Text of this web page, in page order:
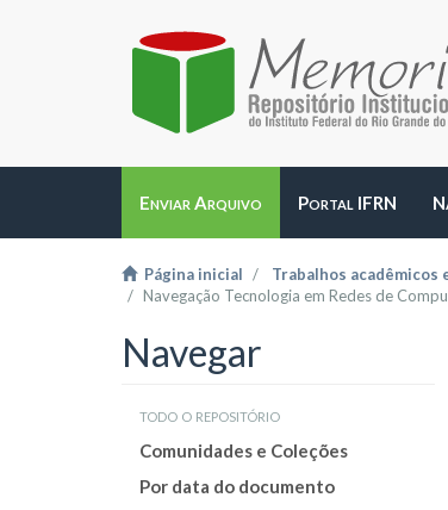
Enviar Arquivo Portal IFRN
Página inicial Trabalhos acadêmicos
Navegação Tecnologia em Redes de
Navegar
todo o repositório
Comunidades e Coleções
Por data do documento